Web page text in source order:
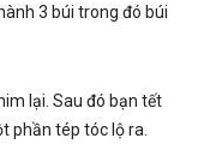
3 búi trong đó búi
lại. Sau đó bạn tết
phần tép tóc lộ ra.